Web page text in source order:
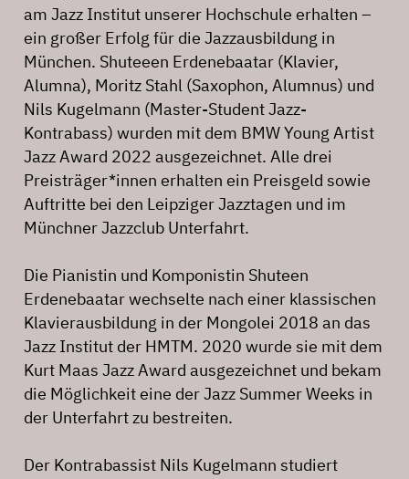
am Jazz Institut unserer Hochschule erhalten –
ein großer Erfolg für die Jazzausbildung in
München. Shuteeen Erdenebaatar (Klavier,
Alumna), Moritz Stahl (Saxophon, Alumnus) und
Nils Kugelmann (Master-Student Jazz-
Kontrabass) wurden mit dem BMW Young Artist
Jazz Award 2022 ausgezeichnet. Alle drei
Preisträger*innen erhalten ein Preisgeld sowie
Auftritte bei den Leipziger Jazztagen und im
Münchner Jazzclub Unterfahrt.
Die Pianistin und Komponistin Shuteen
Erdenebaatar wechselte nach einer klassischen
Klavierausbildung in der Mongolei 2018 an das
Jazz Institut der HMTM. 2020 wurde sie mit dem
Kurt Maas Jazz Award ausgezeichnet und bekam
die Möglichkeit eine der Jazz Summer Weeks in
der Unterfahrt zu bestreiten.
Der Kontrabassist Nils Kugelmann studiert